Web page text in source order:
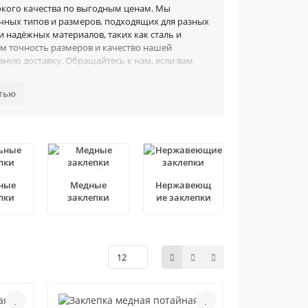
качества по выгодным ценам. Мы
типов и размеров, подходящих для разных
материалов, таких как сталь и
размеров и качество нашей
доставку. Обращайтесь к нам, если вам
метизных изделий, в том числе
головкой;
изделий по чертежам заказчика.
Медные
заклепки
Нержавеющ
ие заклепки